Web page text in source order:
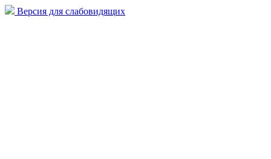
Версия для слабовидящих